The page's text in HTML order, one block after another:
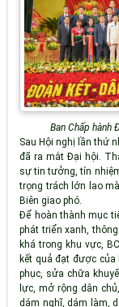
Ban Chấp hành
Sau Hội nghị lần thứ
đã ra mắt Đại hội.
sự tin tưởng, tín
trọng trách lớn lao
Biên giao phó.
Để hoàn thành mục
phát triển xanh,
khá trong khu vực,
kết quả đạt được
phục, sửa chữa
lực, mở rộng dân
dám nghĩ, dám làm,